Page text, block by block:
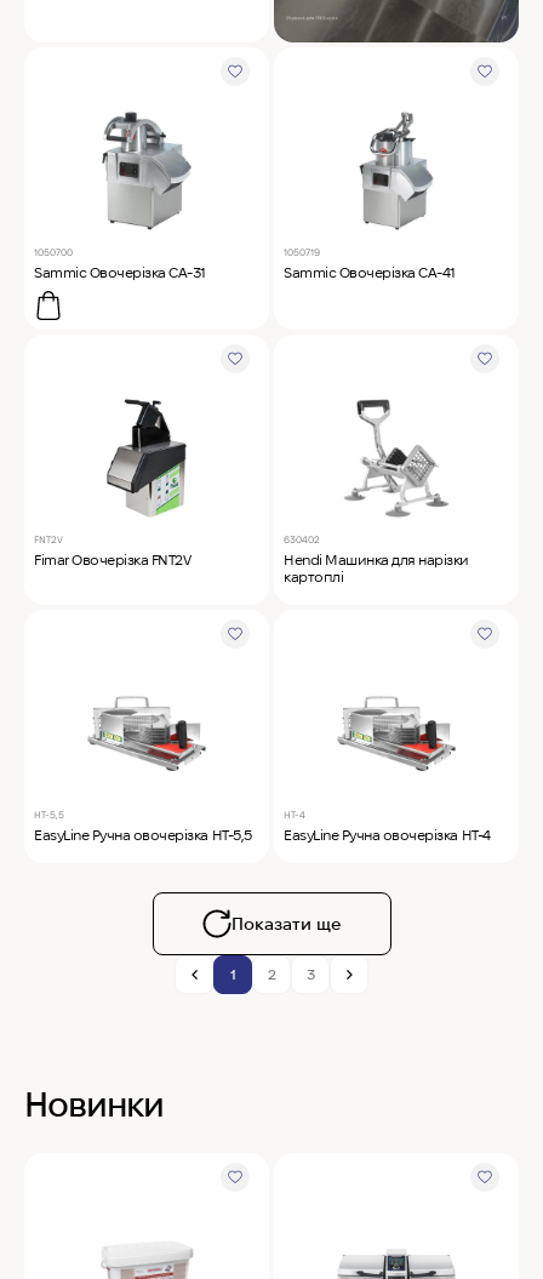
1050700
Sammic Овочерізка CA-31
1050719
Sammic Овочерізка CA-41
FNT2V
Fimar Овочерізка FNT2V
630402
Hendi Машинка для нарізки
картоплі
HT-5,5
EasyLine Ручна овочерізка HT-5,5
HT-4
EasyLine Ручна овочерізка HT-4
Показати ще
1 2 3
Новинки